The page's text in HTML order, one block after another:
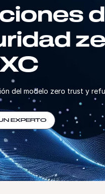
del modelo zero trust y
EXPERTO